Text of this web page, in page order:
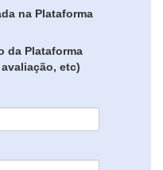
na Plataforma
da Plataforma
etc)